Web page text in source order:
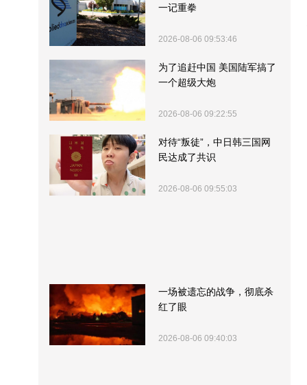
一记重拳
2026-08-06 09:53:46
为了追赶中国 美国陆军搞了
一个超级大炮
2026-08-06 09:22:55
对待“叛徒”，中日韩三国网
民达成了共识
2026-08-06 09:55:03
一场被遗忘的战争，彻底杀
红了眼
2026-08-06 09:40:03